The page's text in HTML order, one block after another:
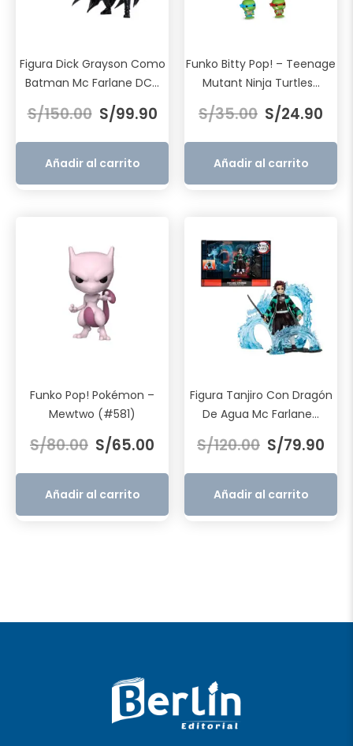
Figura Dick Grayson Como
Batman Mc Farlane DC...
S/150.00 precio
original
era:
S/150.00.
S/99.90precio
actual
S/99.90.
Añadir al carrito
Funko Bitty Pop! – Teenage
Mutant Ninja Turtles...
S/35.00 precio
original
era:
S/35.00.
S/24.90
S/
Añadir al carrito
Funko Pop! Pokémon –
Mewtwo (#581)
S/80.00 precio
original
era:
S/80.00.
S/65.00
actual
S/65.00.
Añadir al carrito
Figura Tanjiro Con Dragón
De Agua Mc Farlane...
S/120.00 precio
original
era:
S/120.00.
S/79.90
S/
Añadir al carrito